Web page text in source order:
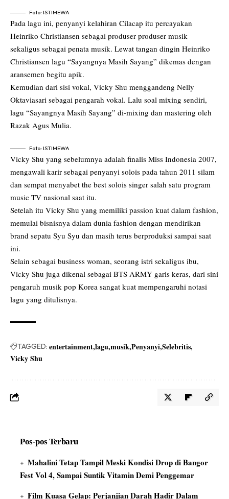
Foto: ISTIMEWA
Pada lagu ini, penyanyi kelahiran Cilacap itu percayakan
Heinriko Christiansen sebagai produser produser musik
sekaligus sebagai penata musik. Lewat tangan dingin Heinriko
Christiansen lagu “Sayangnya Masih Sayang” dikemas dengan
aransemen begitu apik.
Kemudian dari sisi vokal, Vicky Shu menggandeng Nelly
Oktaviasari sebagai pengarah vokal. Lalu soal mixing sendiri,
lagu “Sayangnya Masih Sayang” di-mixing dan mastering oleh
Razak Agus Mulia.
Foto: ISTIMEWA
Vicky Shu yang sebelumnya adalah finalis Miss Indonesia 2007,
mengawali karir sebagai penyanyi solois pada tahun 2011 silam
dan sempat menyabet the best solois singer salah satu program
music TV nasional saat itu.
Setelah itu Vicky Shu yang memiliki passion kuat dalam fashion,
memulai bisnisnya dalam dunia fashion dengan mendirikan
brand sepatu Syu Syu dan masih terus berproduksi sampai saat
ini.
Selain sebagai business woman, seorang istri sekaligus ibu,
Vicky Shu juga dikenal sebagai BTS ARMY garis keras, dari sini
pengaruh musik pop Korea sangat kuat mempengaruhi notasi
lagu yang ditulisnya.
TAGGED: entertainmentlagumusikPenyanyiSelebritis
Vicky Shu
Pos-pos Terbaru
Mahalini Tetap Tampil Meski Kondisi Drop di Bangor
Fest Vol 4, Sampai Suntik Vitamin Demi Penggemar
Film Kuasa Gelap: Perjanjian Darah Hadir Dalam